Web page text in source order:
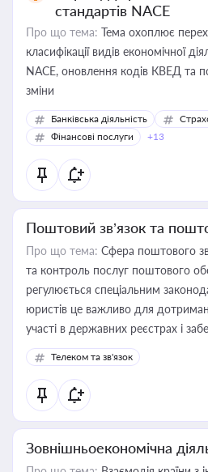
стандартів NACE
Про що тема: Тема охоплює
класифікації видів економічної
NACE, оновлення кодів КВЕД та
зміни
Банківська діяльність
Фінансові послуги
+13
Поштовий зв’язок та
Про що тема: Сфера поштового
та контроль послуг поштового
регулюється спеціальним
юристів це важливо для
участі в державних реєстрах і
споживачів.
Телеком та зв'язок
Зовнішньоекономічна